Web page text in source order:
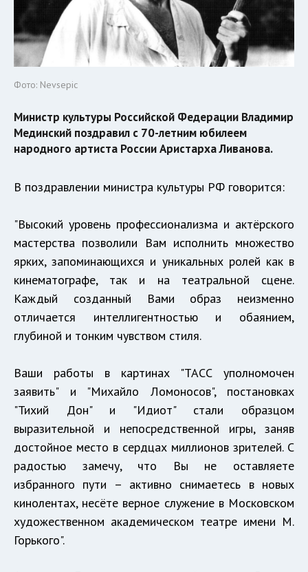
Фото: Nevsepic
Министр культуры Российской Федерации Владимир
Мединский поздравил с 70-летним юбилеем
народного артиста России Аристарха Ливанова.
В поздравлении министра культуры РФ говорится:
"Высокий уровень профессионализма и актёрского
мастерства позволили Вам исполнить множество
ярких, запоминающихся и уникальных ролей как в
кинематографе, так и на театральной сцене.
Каждый созданный Вами образ неизменно
отличается интеллигентностью и обаянием,
глубиной и тонким чувством стиля.
Ваши работы в картинах "ТАСС уполномочен
заявить" и "Михайло Ломоносов", постановках
"Тихий Дон" и "Идиот" стали образцом
выразительной и непосредственной игры, заняв
достойное место в сердцах миллионов зрителей. С
радостью замечу, что Вы не оставляете
избранного пути – активно снимаетесь в новых
кинолентах, несёте верное служение в Московском
художественном академическом театре имени М.
Горького".